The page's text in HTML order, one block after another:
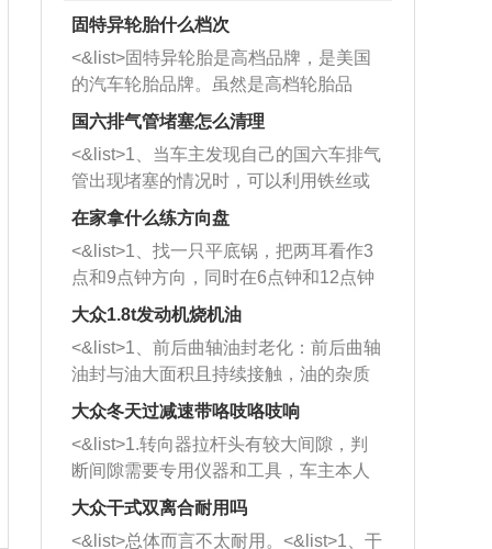
固特异轮胎什么档次
<&list>固特异轮胎是高档品牌，是美国
的汽车轮胎品牌。虽然是高档轮胎品
牌，但是中高低端的轮胎都有生产，这
也是为了更好的开拓市场。
国六排气管堵塞怎么清理
<&list>1、当车主发现自己的国六车排气
管出现堵塞的情况时，可以利用铁丝或
者是细棍，直接将杂物给取出来，如果
堵塞情况比较严重，也可以采取应急措
施。 <&list>2、直接利用木棍将所有的
杂物推到排气管里面的位置处，然后将
三元催化器拆解开，就可以将堵塞的东
西取出来。但如果是因为积碳过多引起
的堵塞，就需要将三元催化器泡在草酸
洗剂对堵塞的情况得到解决，将清洗剂
放在燃油箱中，与燃油混合后，车辆启
动时，就可以和汽油一起进入到燃烧
室，最后形成废气排出，就可以让三元
催化器得到清洗，排气管堵塞的情况就
在家拿什么练方向盘
<&list>1、找一只平底锅，把两耳看作3
点和9点钟方向，同时在6点钟和12点钟
方向做一个标记。 <&list>2、双手握住
一圈半的练习，往右同样也要打相同的
圈数。 <&list>3、最后强调要反复练
习，这样就可以形成肌肉记忆，在真实
驾驶车辆时，不需要记忆也能打好方
向。
大众1.8t发动机烧机油
<&list>1、前后曲轴油封老化：前后曲轴
油封与油大面积且持续接触，油的杂质
和发动机内持续温度变化使其密封效果
逐渐减弱，导致渗油或漏油。<&list>2、
活塞间隙过大：积碳会使活塞环与缸体
的间隙扩大，导致机油流入燃烧室中，
造成烧机油。<&list>3、机油粘度。使用
机油粘度过小的话，同样会有烧机油现
大众冬天过减速带咯吱咯吱响
<&list>1.转向器拉杆头有较大间隙，判
断间隙需要专用仪器和工具，车主本人
无法制作，需要将车辆送到修理厂或4s
店；<&list>2.车辆半轴套管防尘罩破
大众干式双离合耐用吗
<&list>总体而言不太耐用。<&list>1、干